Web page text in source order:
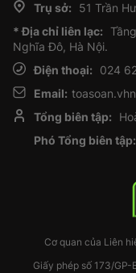
Trụ sở:
51 Trần
* Địa chỉ liên lạc:
Nghĩa Đô, Hà Nội.
Điện thoại:
024
Email:
Tổng biên tập:
Phó Tổng biên tập:
Cơ quan của Liên
Giấy phép số 173/